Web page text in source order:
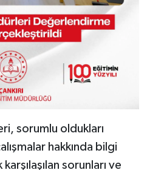
sorumlu oldukları
hakkında bilgi
sorunları ve